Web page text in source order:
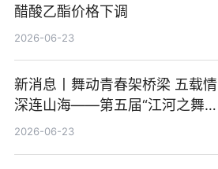
醋酸乙酯价格下调
2026-06-23
新消息丨舞动青春架桥梁 五载情
深连山海——第五届“江河之舞”
中美青少年文化交流展演在镇江
2026-06-23